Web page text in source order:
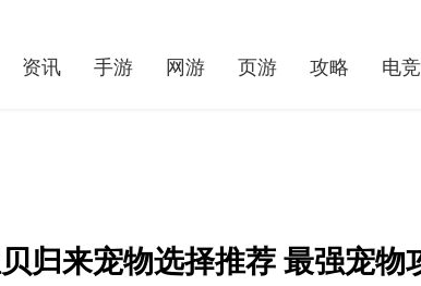
资讯 手游 网游 页游 攻略 电竞
归来宠物选择推荐 最强宠物